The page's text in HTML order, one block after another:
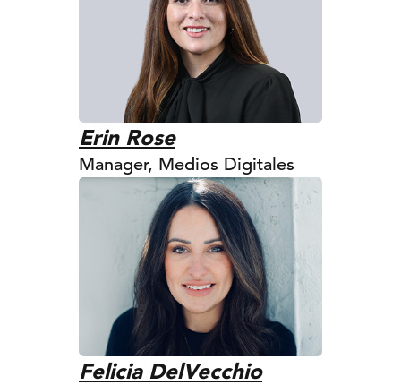
Erin Rose
Manager, Medios Digitales
Felicia DelVecchio